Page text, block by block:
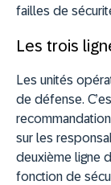
failles de
Les trois
Les unités
de défense.
sur les
deuxième ligne
fonction de